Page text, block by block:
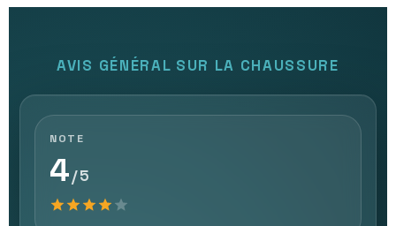
AVIS GÉNÉRAL SUR LA CHAUSSURE
NOTE
4/ 5